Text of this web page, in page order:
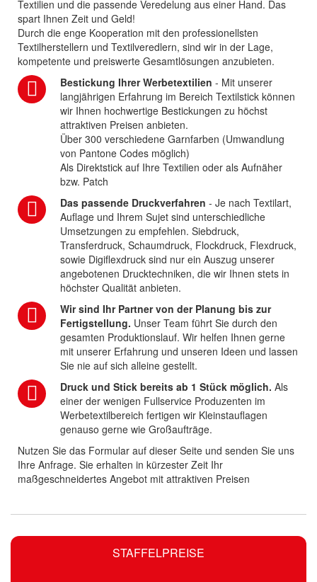
STAFFELPREISE
Textilien und die passende Veredelung aus einer Hand. Das
spart Ihnen Zeit und Geld!
Durch die enge Kooperation mit den professionellsten
Textilherstellern und Textilveredlern, sind wir in der Lage,
kompetente und preiswerte Gesamtlösungen anzubieten.
Bestickung Ihrer Werbetextilien - Mit unserer
langjährigen Erfahrung im Bereich Textilstick können
wir Ihnen hochwertige Bestickungen zu höchst
attraktiven Preisen anbieten.
Über 300 verschiedene Garnfarben (Umwandlung
von Pantone Codes möglich)
Als Direktstick auf Ihre Textilien oder als Aufnäher
bzw. Patch
Das passende Druckverfahren - Je nach Textilart,
Auflage und Ihrem Sujet sind unterschiedliche
Umsetzungen zu empfehlen. Siebdruck,
Transferdruck, Schaumdruck, Flockdruck, Flexdruck,
sowie Digiflexdruck sind nur ein Auszug unserer
angebotenen Drucktechniken, die wir Ihnen stets in
höchster Qualität anbieten.
Wir sind Ihr Partner von der Planung bis zur
Fertigstellung. Unser Team führt Sie durch den
gesamten Produktionslauf. Wir helfen Ihnen gerne
mit unserer Erfahrung und unseren Ideen und lassen
Sie nie auf sich alleine gestellt.
Druck und Stick bereits ab 1 Stück möglich. Als
einer der wenigen Fullservice Produzenten im
Werbetextilbereich fertigen wir Kleinstauflagen
genauso gerne wie Großaufträge.
Nutzen Sie das Formular auf dieser Seite und senden Sie uns
Ihre Anfrage. Sie erhalten in kürzester Zeit Ihr
maßgeschneidertes Angebot mit attraktiven Preisen